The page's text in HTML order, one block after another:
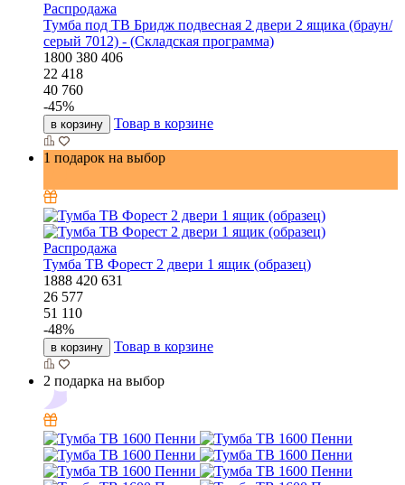
Распродажа
Тумба под ТВ Бридж подвесная 2 двери 2 ящика (браун/
серый 7012) - (Складская программа)
1800 380 406
22 418
40 760
-45%
в корзину Товар в корзине
1 подарок на выбор
Распродажа
Тумба ТВ Форест 2 двери 1 ящик (образец)
1888 420 631
26 577
51 110
-48%
в корзину Товар в корзине
2 подарка на выбор